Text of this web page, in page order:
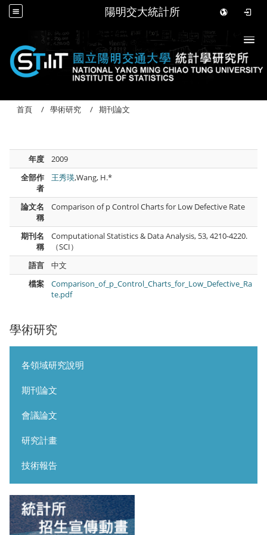
陽明交大統計所
學術研究
各領域研究說明
期刊論文
會議論文
研究計畫
技術報告
首頁 學術研究 期刊論文
年度
2009
全部作
者
王秀瑛,Wang, H.*
論文名
稱
Comparison of p Control Charts for Low Defective Rate
期刊名
稱
Computational Statistics & Data Analysis, 53, 4210-4220.
（SCI）
語言
中文
檔案
Comparison_of_p_Control_Charts_for_Low_Defective_Ra
te.pdf